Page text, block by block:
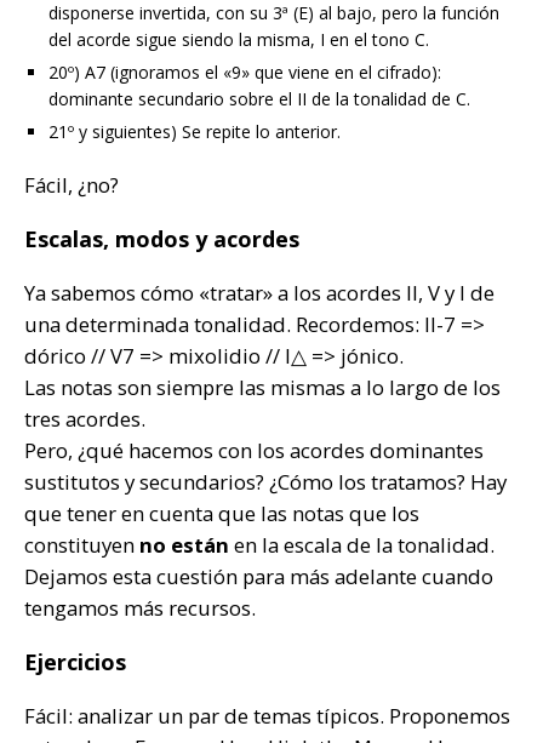
disponerse invertida, con su 3ª (E) al bajo, pero la función
del acorde sigue siendo la misma, I en el tono C.
20º) A7 (ignoramos el «9» que viene en el cifrado):
dominante secundario sobre el II de la tonalidad de C.
21º y siguientes) Se repite lo anterior.
Fácil, ¿no?
Escalas, modos y acordes
Ya sabemos cómo «tratar» a los acordes II, V y I de
una determinada tonalidad. Recordemos: II-7 =>
dórico // V7 => mixolidio // I△ => jónico.
Las notas son siempre las mismas a lo largo de los
tres acordes.
Pero, ¿qué hacemos con los acordes dominantes
sustitutos y secundarios? ¿Cómo los tratamos? Hay
que tener en cuenta que las notas que los
constituyen no están en la escala de la tonalidad.
Dejamos esta cuestión para más adelante cuando
tengamos más recursos.
Ejercicios
Fácil: analizar un par de temas típicos. Proponemos